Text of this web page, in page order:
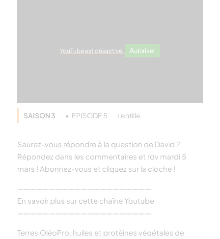
YouTube est désactivé. Autoriser
SAISON 3 EPISODE 5 Lentille
Saurez-vous répondre à la question de David ?
Répondez dans les commentaires et rdv mardi 5
mars ! Abonnez-vous et cliquez sur la cloche !
—————————————————————
En savoir plus sur cette chaîne Youtube
—————————————————————
Terres OléoPro, huiles et protéines végétales de